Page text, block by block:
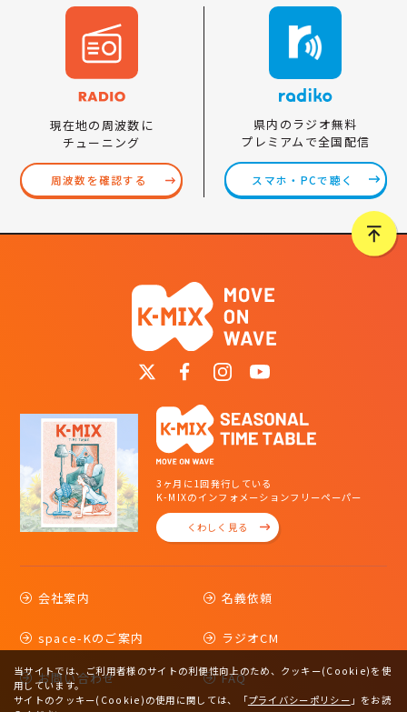
現在地の周波数に
チューニング
周波数を確認する
県内のラジオ無料
プレミアムで全国配信
スマホ・PCで聴く
3ヶ月に1回発行している
K-MIXのインフォメーションフリーペーパー
くわしく見る
会社案内 名義依頼
space-Kのご案内 ラジオCM
お問い合わせ FAQ
当サイトでは、ご利用者様のサイトの利便性向上のため、クッキー(Cookie)を使
用しています。
サイトのクッキー(Cookie)の使用に関しては、
「プライバシーポリシー 」をお読